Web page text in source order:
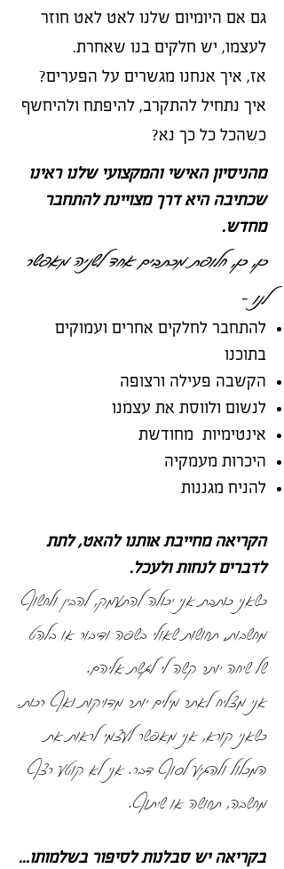
גם אם היומיום שלנו לאט לאט חוזר
לעצמו, יש חלקים בנו שאחרת.
אז, איך אנחנו מגשרים על הפערים?
איך נתחיל להתקרב, להיפתח ולהיחשף
כשהכל כל כך נא?
מהניסיון האישי והמקצועי שלנו ראינו
שכתיבה היא דרך מצויינת להתחבר
מחדש.
כן, כן, חלופת מכתבים אחד לשניה מאפשר
לנו -
להתחבר לחלקים אחרים ועמוקים
בתוכנו
הקשבה פעילה ורצופה
לנשום ולווסת את עצמנו
אינטימיות מחודשת
היכרות מעמקיה
להניח מגננות
הקריאה מחייבת אותנו להאט, לתת
לדברים לנחות ולעכל.
כשאני כותבת אני יכולה להתעמק, להבין ולחשוף
מחשבות, תחושות שאולי בשפה ודיבור או בלהט
של שיחה יותר קשה לי לגשת אליהם.
אני מצליח לאתר מילים יותר מדויקות ואף רכות.
כשאני קורא, אני מאפשר לעצמי לראות את
המכלול ולהגיע לסוף דבר. אני לא קוטע רצף
מחשבה, תחושה או שיתוף.
בקריאה יש סבלנות לסיפור בשלמותו...